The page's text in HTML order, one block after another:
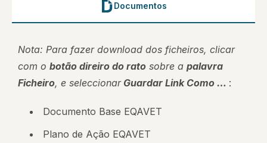
Documentos
Nota: Para fazer download dos ficheiros, clicar
com o botão direiro do rato sobre a palavra
Ficheiro, e seleccionarGuardar Link Como … :
Documento Base EQAVET
Plano de Ação EQAVET